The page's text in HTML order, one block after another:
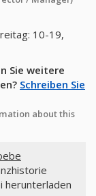
10-19,
Sie weitere
Schreiben Sie
about this
herunterladen